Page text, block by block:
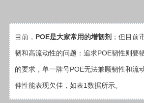
目前， POE是大家常用的增韧剂 ；但目前
韧和高流动性的问题 ：追求POE韧性则要
的要求，单一牌号POE无法兼顾韧性和流
伸性能表现欠佳 ， 如表1 数据所示。